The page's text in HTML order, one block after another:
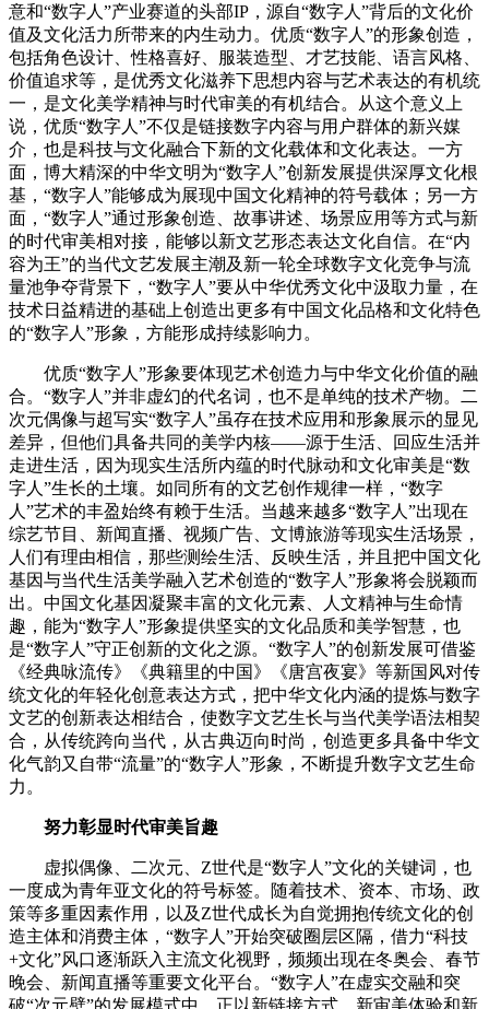
意和“数字人”产业赛道的头部IP，源自“数字人”背后的文化价
值及文化活力所带来的内生动力。优质“数字人”的形象创造，
包括角色设计、性格喜好、服装造型、才艺技能、语言风格、
价值追求等，是优秀文化滋养下思想内容与艺术表达的有机统
一，是文化美学精神与时代审美的有机结合。从这个意义上
说，优质“数字人”不仅是链接数字内容与用户群体的新兴媒
介，也是科技与文化融合下新的文化载体和文化表达。一方
面，博大精深的中华文明为“数字人”创新发展提供深厚文化根
基，“数字人”能够成为展现中国文化精神的符号载体；另一方
面，“数字人”通过形象创造、故事讲述、场景应用等方式与新
的时代审美相对接，能够以新文艺形态表达文化自信。在“内
容为王”的当代文艺发展主潮及新一轮全球数字文化竞争与流
量池争夺背景下，“数字人”要从中华优秀文化中汲取力量，在
技术日益精进的基础上创造出更多有中国文化品格和文化特色
的“数字人”形象，方能形成持续影响力。
优质“数字人”形象要体现艺术创造力与中华文化价值的融
合。“数字人”并非虚幻的代名词，也不是单纯的技术产物。二
次元偶像与超写实“数字人”虽存在技术应用和形象展示的显见
差异，但他们具备共同的美学内核——源于生活、回应生活并
走进生活，因为现实生活所内蕴的时代脉动和文化审美是“数
字人”生长的土壤。如同所有的文艺创作规律一样，“数字
人”艺术的丰盈始终有赖于生活。当越来越多“数字人”出现在
综艺节目、新闻直播、视频广告、文博旅游等现实生活场景，
人们有理由相信，那些测绘生活、反映生活，并且把中国文化
基因与当代生活美学融入艺术创造的“数字人”形象将会脱颖而
出。中国文化基因凝聚丰富的文化元素、人文精神与生命情
趣，能为“数字人”形象提供坚实的文化品质和美学智慧，也
是“数字人”守正创新的文化之源。“数字人”的创新发展可借鉴
《经典咏流传》《典籍里的中国》《唐宫夜宴》等新国风对传
统文化的年轻化创意表达方式，把中华文化内涵的提炼与数字
文艺的创新表达相结合，使数字文艺生长与当代美学语法相契
合，从传统跨向当代，从古典迈向时尚，创造更多具备中华文
化气韵又自带“流量”的“数字人”形象，不断提升数字文艺生命
力。
努力彰显时代审美旨趣
虚拟偶像、二次元、Z世代是“数字人”文化的关键词，也
一度成为青年亚文化的符号标签。随着技术、资本、市场、政
策等多重因素作用，以及Z世代成长为自觉拥抱传统文化的创
造主体和消费主体，“数字人”开始突破圈层区隔，借力“科技
+文化”风口逐渐跃入主流文化视野，频频出现在冬奥会、春节
晚会、新闻直播等重要文化平台。“数字人”在虚实交融和突
破“次元壁”的发展模式中，正以新链接方式、新审美体验和新